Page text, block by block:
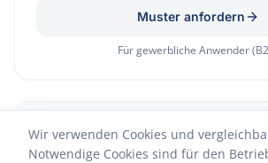
Muster anfordern
Für gewerbliche Anwender
Wir verwenden Cookies und
Notwendige Cookies sind für den